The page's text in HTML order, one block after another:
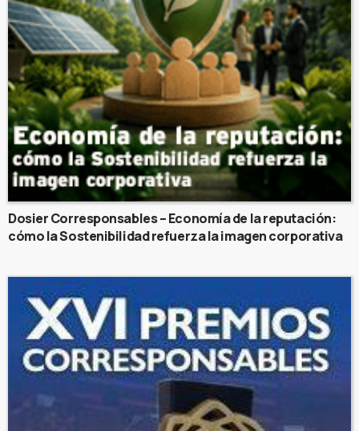
Dosier Corresponsables – Economía de la reputación:
cómo la Sostenibilidad refuerza la imagen corporativa